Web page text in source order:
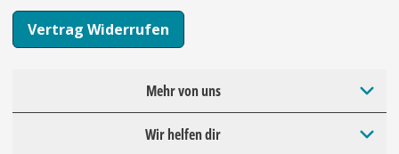
Vertrag Widerrufen
Mehr von uns
Wir helfen dir